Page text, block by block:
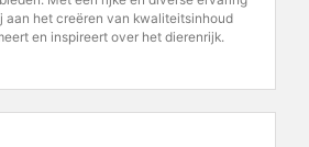
aan het creëren van kwaliteitsinhoud
en inspireert over het dierenrijk.